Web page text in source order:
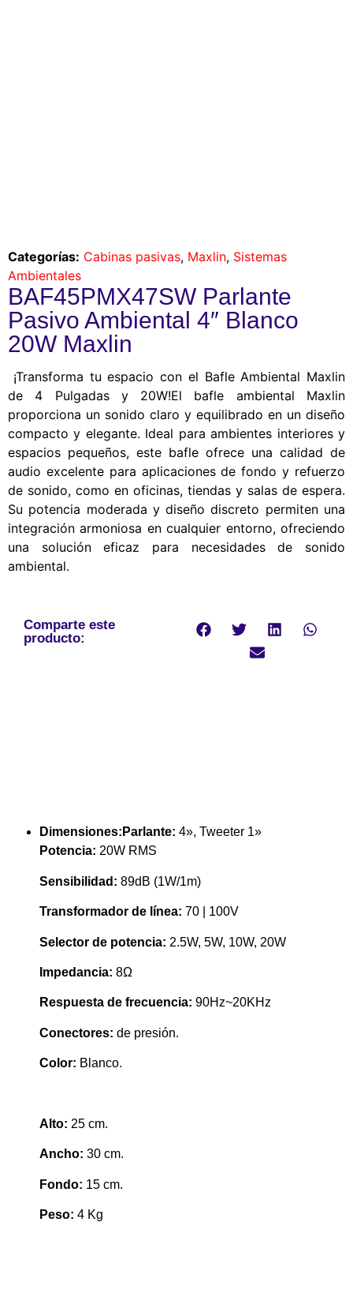
Categorías: Cabinas pasivas, Maxlin, Sistemas
Ambientales
BAF45PMX47SW Parlante
Pasivo Ambiental 4″ Blanco
20W Maxlin
¡Transforma tu espacio con el Bafle Ambiental Maxlin
de 4 Pulgadas y 20W!El bafle ambiental Maxlin
proporciona un sonido claro y equilibrado en un diseño
compacto y elegante. Ideal para ambientes interiores y
espacios pequeños, este bafle ofrece una calidad de
audio excelente para aplicaciones de fondo y refuerzo
de sonido, como en oficinas, tiendas y salas de espera.
Su potencia moderada y diseño discreto permiten una
integración armoniosa en cualquier entorno, ofreciendo
una solución eficaz para necesidades de sonido
ambiental.
Comparte este
producto:
Dimensiones: Parlante: 4», Tweeter 1»
Potencia: 20W RMS
Sensibilidad: 89dB (1W/1m)
Transformador de línea: 70 | 100V
Selector de potencia: 2.5W, 5W, 10W, 20W
Impedancia: 8Ω
Respuesta de frecuencia: 90Hz~20KHz
Conectores: de presión.
Color: Blanco.
Alto: 25 cm.
Ancho: 30 cm.
Fondo: 15 cm.
Peso: 4 Kg